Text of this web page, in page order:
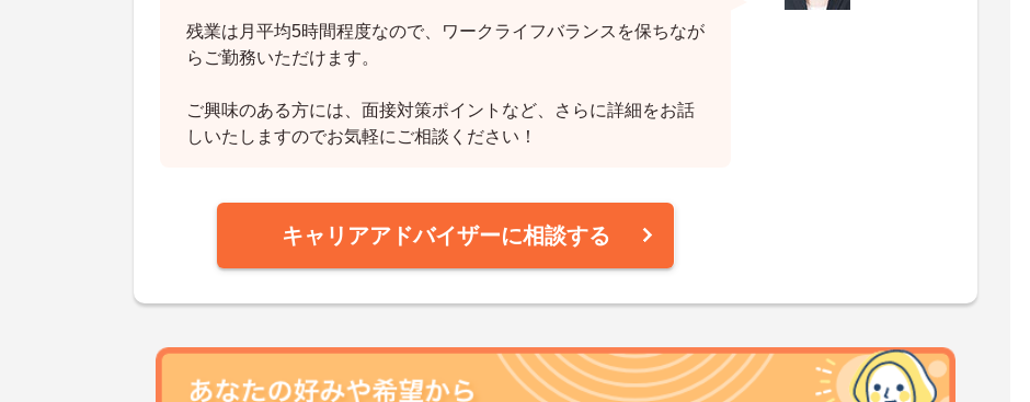
残業は月平均5時間程度なので、ワークライフバランスを保ちなが
らご勤務いただけます。
ご興味のある方には、面接対策ポイントなど、さらに詳細をお話
しいたしますのでお気軽にご相談ください！
キャリアアドバイザーに相談する